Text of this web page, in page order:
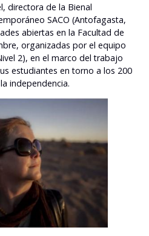
directora de la Bienal
SACO (Antofagasta,
abiertas en la Facultad de
organizadas por el equipo
2), en el marco del trabajo
estudiantes en torno a los 200
independencia.